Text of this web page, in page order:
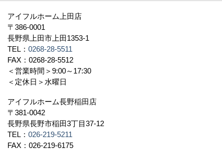
アイフルホーム上田店
〒386-0001
長野県上田市上田1353-1
TEL： 0268-28-5511
FAX：0268-28-5512
＜営業時間＞9:00～17:30
＜定休日＞水曜日
アイフルホーム長野稲田店
〒381-0042
長野県長野市稲田3丁目37-12
TEL： 026-219-5211
FAX：026-219-6175